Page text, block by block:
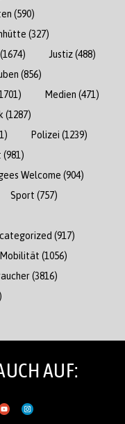
(590)
(327)
(1674) Justiz(488)
(856)
Medien (471)
(1287)
Polizei (1239)
(981)
Welcome (904)
Sport (757)
(917)
(1056)
(3816)
AUF: